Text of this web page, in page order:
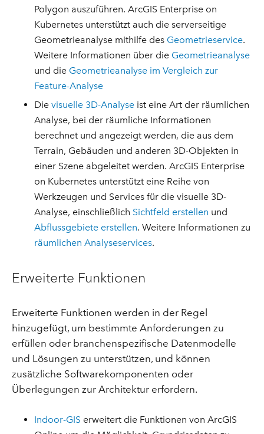
Polygon auszuführen. ArcGIS Enterprise on
Kubernetes unterstützt auch die serverseitige
Geometrieanalyse mithilfe des Geometrieservice.
Weitere Informationen über die Geometrieanalyse
und die Geometrieanalyse im Vergleich zur
Feature-Analyse
Dievisuelle 3D-Analyse ist eine Art der räumlichen
Analyse, bei der räumliche Informationen
berechnet und angezeigt werden, die aus dem
Terrain, Gebäuden und anderen 3D-Objekten in
einer Szene abgeleitet werden. ArcGIS Enterprise
on Kubernetes unterstützt eine Reihe von
Werkzeugen und Services für die visuelle 3D-
Analyse, einschließlich Sichtfeld erstellen und
Abflussgebiete erstellen. Weitere Informationen zu
räumlichen Analyseservices.
Erweiterte Funktionen
Erweiterte Funktionen werden in der Regel
hinzugefügt, um bestimmte Anforderungen zu
erfüllen oder branchenspezifische Datenmodelle
und Lösungen zu unterstützen, und können
zusätzliche Softwarekomponenten oder
Überlegungen zur Architektur erfordern.
Indoor-GIS erweitert die Funktionen von ArcGIS